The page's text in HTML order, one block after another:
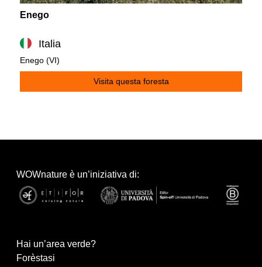
Enego
Italia
Enego (VI)
Visita questa foresta
WOWnature è un’iniziativa di:
Hai un’area verde?
Forèstasi